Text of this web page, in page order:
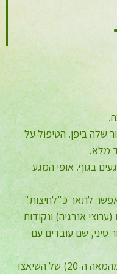
שלה ביפן. הטיפול על
מלא.
בגוף. אופי המגע
לתאר כ"לחיצות"
אנרגיה) ונקודות
סיני, שם עובדים עם
זן-שיאצו זה פיתוח "מודרני" (מהמאה ה-20) של השיאצו